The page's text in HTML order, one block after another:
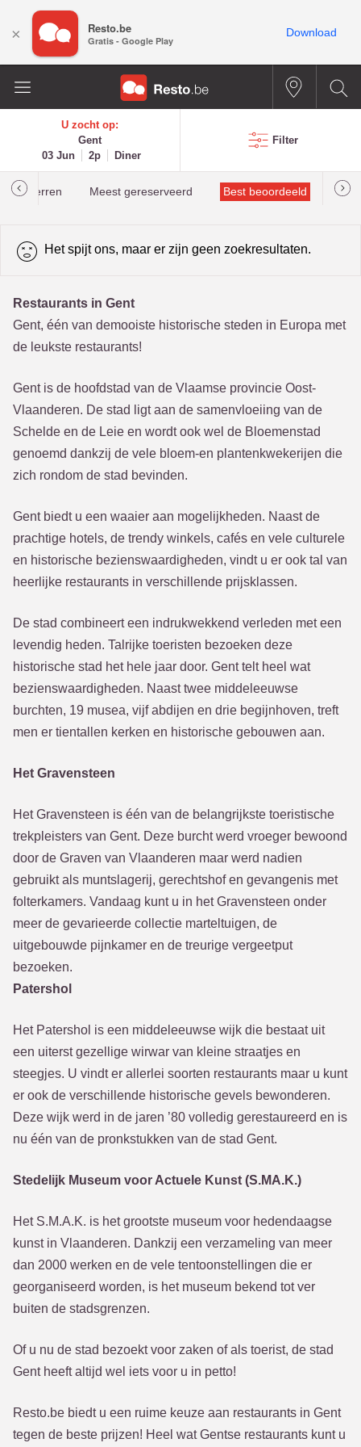
U zocht op:
Gent
03 Jun
2p Diner
Filter
Meest gereserveerd Best beoordeeld
Het spijt ons, maar er zijn geen zoekresultaten.
Restaurants in Gent
Gent, één van demooiste historische steden in Europa met
de leukste restaurants!
Gent is de hoofdstad van de Vlaamse provincie Oost-
Vlaanderen. De stad ligt aan de samenvloeiing van de
Schelde en de Leie en wordt ook wel de Bloemenstad
genoemd dankzij de vele bloem-en plantenkwekerijen die
zich rondom de stad bevinden.
Gent biedt u een waaier aan mogelijkheden. Naast de
prachtige hotels, de trendy winkels, cafés en vele culturele
en historische bezienswaardigheden, vindt u er ook tal van
heerlijke restaurants in verschillende prijsklassen.
De stad combineert een indrukwekkend verleden met een
levendig heden. Talrijke toeristen bezoeken deze
historische stad het hele jaar door. Gent telt heel wat
bezienswaardigheden. Naast twee middeleeuwse
burchten, 19 musea, vijf abdijen en drie begijnhoven, treft
men er tientallen kerken en historische gebouwen aan.
Het Gravensteen
Het Gravensteen is één van de belangrijkste toeristische
trekpleisters van Gent. Deze burcht werd vroeger bewoond
door de Graven van Vlaanderen maar werd nadien
gebruikt als muntslagerij, gerechtshof en gevangenis met
folterkamers. Vandaag kunt u in het Gravensteen onder
meer de gevarieerde collectie marteltuigen, de
uitgebouwde pijnkamer en de treurige vergeetput
bezoeken.
Patershol
Het Patershol is een middeleeuwse wijk die bestaat uit
een uiterst gezellige wirwar van kleine straatjes en
steegjes. U vindt er allerlei soorten restaurants maar u kunt
er ook de verschillende historische gevels bewonderen.
Deze wijk werd in de jaren ’80 volledig gerestaureerd en is
nu één van de pronkstukken van de stad Gent.
Stedelijk Museum voor Actuele Kunst (S.MA.K.)
Het S.M.A.K. is het grootste museum voor hedendaagse
kunst in Vlaanderen. Dankzij een verzameling van meer
dan 2000 werken en de vele tentoonstellingen die er
georganiseerd worden, is het museum bekend tot ver
buiten de stadsgrenzen.
Of u nu de stad bezoekt voor zaken of als toerist, de stad
Gent heeft altijd wel iets voor u in petto!
Resto.be biedt u een ruime keuze aan restaurants in Gent
tegen de beste prijzen! Heel wat Gentse restaurants kunt u
× Resto.be
Gratis - Google Play
Download